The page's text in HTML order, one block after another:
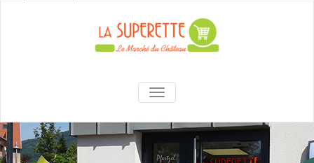
content
La Superette –
le marché du
château
AFFICHER/MASQUER LA